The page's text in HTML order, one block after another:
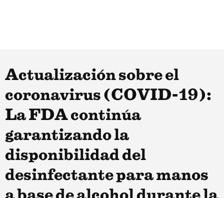
Actualización sobre el
coronavirus (COVID-19):
La FDA continúa
garantizando la
disponibilidad del
desinfectante para manos